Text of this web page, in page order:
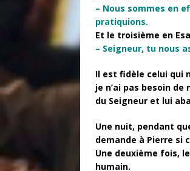
– Nous sommes en
pratiquions.
Et le troisième en
– Seigneur, tu nous
Il est fidèle celui qui
je n’ai pas besoin
du Seigneur et lui
Une nuit, pendant
demande à Pierre si
Une deuxième fois,
humain.